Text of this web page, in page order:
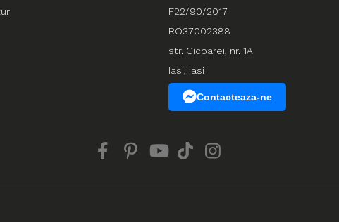
F22/90/2017
RO37002388
str. Cicoarei, nr. 1A
Iasi, Iasi
Contacteaza-ne